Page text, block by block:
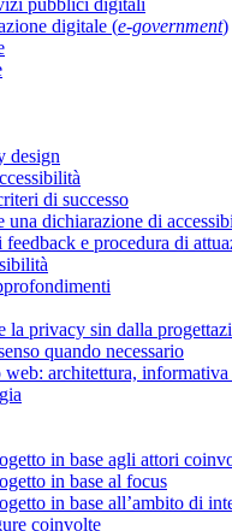
pubblici digitali
digitale (e-government)
design
di successo
una dichiarazione di
e procedura di
la privacy sin dalla
quando necessario
web: architettura,
in base agli attori
in base al focus
in base all’ambito di
coinvolte